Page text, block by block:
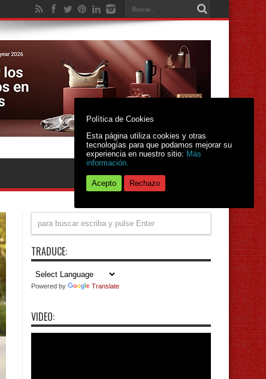
TRADUCE:
Powered by Translate
VIDEO:
Política de Cookies
Esta página utiliza cookies y otras
tecnologías para que podamos mejorar su
experiencia en nuestro sitio: Más
información.
Acepto Rechazo